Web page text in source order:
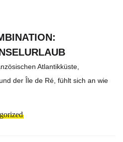
Atlantikküste,
der Île de Ré, fühlt sich an wie